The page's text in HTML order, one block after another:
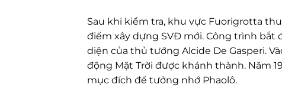
Sau khi kiểm tra, khu vực Fuorigrotta
điểm xây dựng SVĐ mới. Công trình bắt
diện của thủ tướng Alcide De Gasperi.
động Mặt Trời được khánh thành. Năm
mục đích để tưởng nhớ Phaolô.